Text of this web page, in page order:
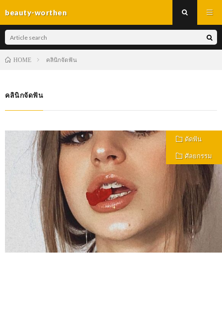
beauty-worthen
HOME คลินิกจัดฟัน
คลินิกจัดฟัน
ดัดฟัน
ศัลยกรรม